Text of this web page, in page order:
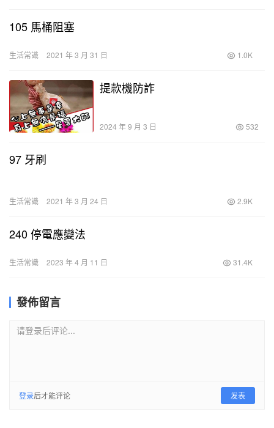
105 馬桶阻塞
生活常識 2021 年 3 月 31 日 1.0K
提款機防詐
2024 年 9 月 3 日 532
97 牙刷
生活常識 2021 年 3 月 24 日 2.9K
240 停電應變法
生活常識 2023 年 4 月 11 日 31.4K
發佈留言
请登录后评论...
登录后才能评论 发表